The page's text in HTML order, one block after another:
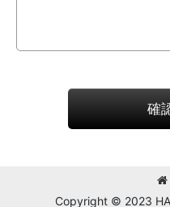
確
Copyright © 2023